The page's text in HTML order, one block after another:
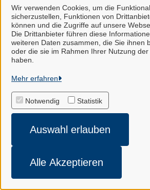
Wir verwenden Cookies, um die
sicherzustellen, Funktionen von
können und die Zugriffe auf unsere
Die Drittanbieter führen diese
weiteren Daten zusammen, die Sie ihnen
oder die sie im Rahmen Ihrer Nutzung
haben.
Mehr erfahren
Notwendig Statistik
Auswahl erlauben
Alle Akzeptieren
Landkreis Harburg
Alle Rechte vorbehalten
Cookie-Einstellungen